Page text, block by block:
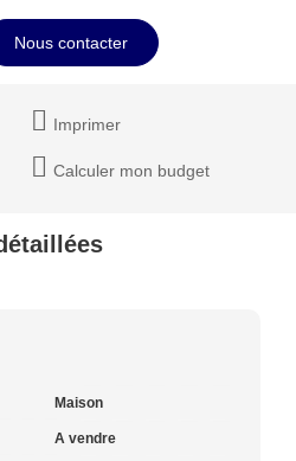
Nous contacter
Imprimer
Calculer mon budget
Maison
A vendre